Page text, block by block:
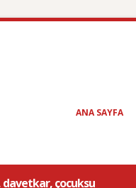
ANA SAYFA
çocuksu